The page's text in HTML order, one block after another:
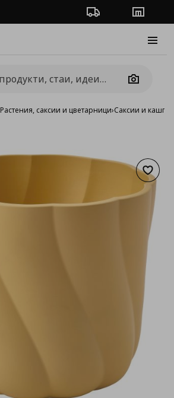
Проследяване на
Camera
Растения, саксии и цветарници›Саксии и кашпи